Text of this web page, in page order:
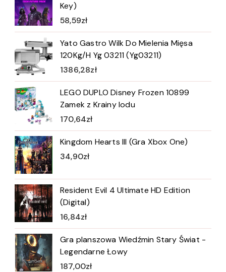
Key)
58,59zł
Yato Gastro Wilk Do Mielenia Mięsa
120Kg/H Yg 03211 (Yg03211)
1386,28zł
LEGO DUPLO Disney Frozen 10899
Zamek z Krainy lodu
170,64zł
Kingdom Hearts III (Gra Xbox One)
34,90zł
Resident Evil 4 Ultimate HD Edition
(Digital)
16,84zł
Gra planszowa Wiedźmin Stary Świat -
Legendarne Łowy
187,00zł